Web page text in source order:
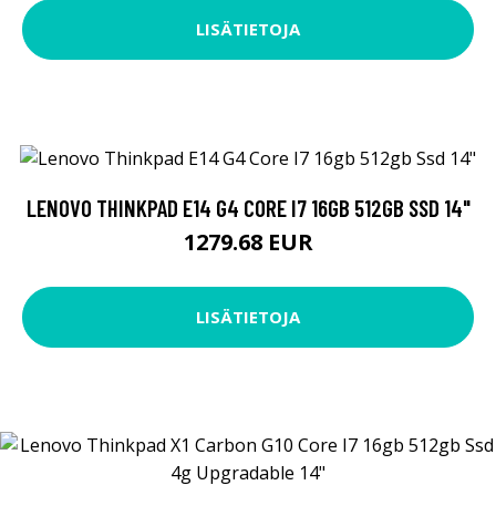
LISÄTIETOJA
LENOVO THINKPAD E14 G4 CORE I7 16GB 512GB SSD 14"
1279.68 EUR
LISÄTIETOJA